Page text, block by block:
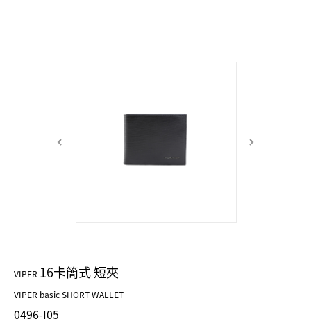
VIPER 16卡簡式 短夾
VIPER basic SHORT WALLET
0496-I05